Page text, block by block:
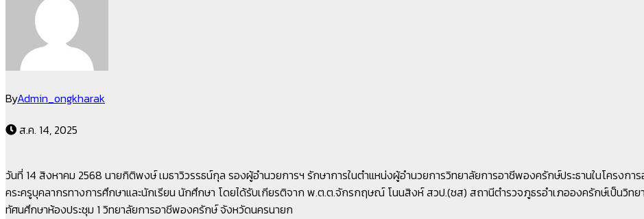
ByAdmin_ongkharak
ส.ค. 14, 2025
วันที่ 14 สิงหาคม 2568 นายกิติพงษ์ เมธาวิวรรธน์กุล รองผู้อำนวยการฯ รักษาการในตำแหน่งผู้อำนวยการวิทยาลัยการอาชีพองครักษ์ประธานในโครงก
คระครูบุคลากรทางการศึกษาและนักเรียน นักศึกษา โดยได้รับเกียรติจาก พ.ต.ต.จักรกฤษณ์ โนนสิงห์ สวป.(ชส) สถานีตำรวจภูธรอำเภอองครักษ์เป็นวิท
ทัศนศึกษาห้องประชุม 1 วิทยาลัยการอาชีพองครักษ์ จังหวัดนครนายก